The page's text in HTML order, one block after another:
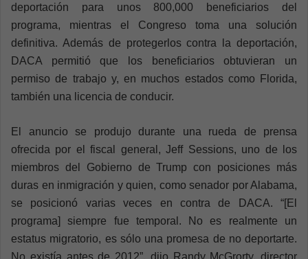
deportación para unos 800,000 beneficiarios del
programa, mientras el Congreso toma una solución
definitiva. Además de protegerlos contra la deportación,
DACA permitió que los beneficiarios obtuvieran un
permiso de trabajo y, en muchos estados como Florida,
también una licencia de conducir.
El anuncio se produjo durante una rueda de prensa
ofrecida por el fiscal general, Jeff Sessions, uno de los
miembros del Gobierno de Trump con posiciones más
duras en inmigración y quien, como senador por Alabama,
se posicionó varias veces en contra de DACA. “[El
programa] siempre fue temporal. No es realmente un
estatus migratorio, es sólo una promesa de no deportarte.
No existía antes de 2012”, dijo Randy McGrorty, director